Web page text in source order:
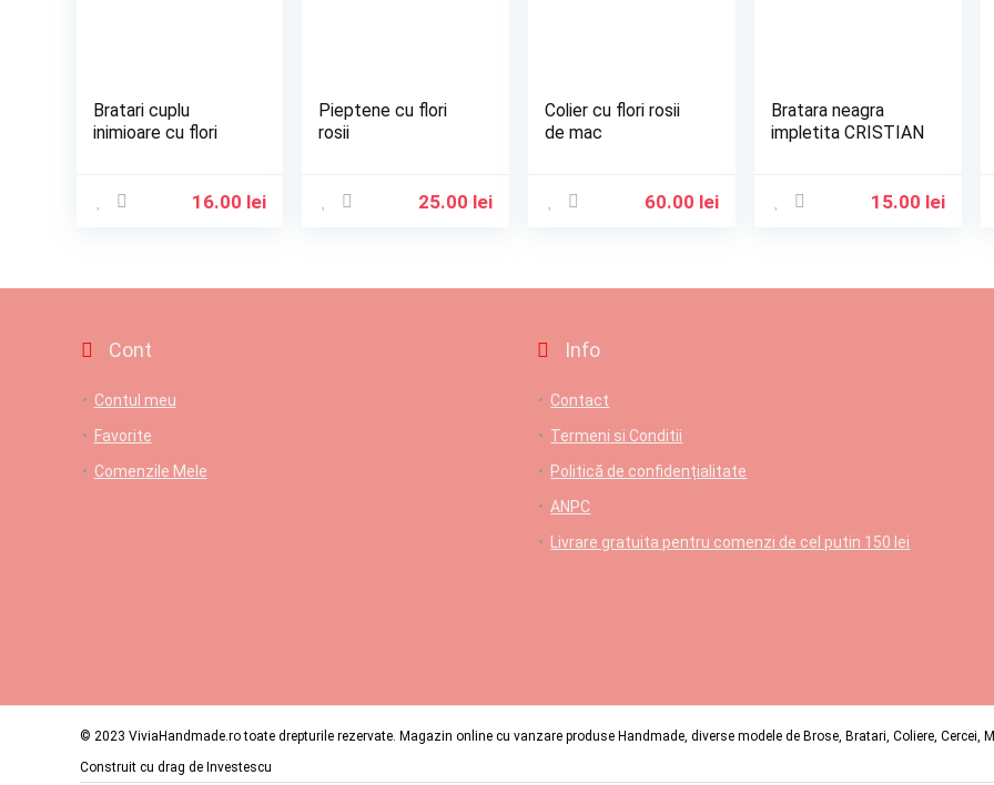
Bratari cuplu
inimioare cu flori
16.00 lei
Pieptene cu flori
rosii
25.00 lei
Colier cu flori rosii
de mac
60.00 lei
Bratara neagra
impletita CRISTIAN
15.00 lei
Cont
Contul meu
Favorite
Comenzile Mele
Info
Contact
Termeni si Conditii
Politică de confidențialitate
ANPC
Livrare gratuita pentru comenzi de cel putin 150 lei
© 2023 ViviaHandmade.ro toate drepturile rezervate. Magazin online cu vanzare produse Handmade, diverse modele de Brose, Bratari, Coliere, Cercei,
Construit cu drag de Investescu